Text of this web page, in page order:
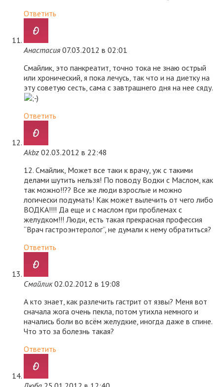
Ответить
Анастасия 07.03.2012 в 02:01
Смайлик, это панкреатит, точно тока не знаю острый
или хронический, я пока лечусь, так что и на диетку на
эту советую сесть, сама с завтрашнего дня на нее сяду.
Ответить
Akbz 02.03.2012 в 22:48
12. Смайлик, Может все таки к врачу, уж с такими
делами шутить нельзя! По поводу Водки с Маслом, как
так можно!!?? Все же люди взрослые и можно
логически подумать! Как может вылечить от чего либо
ВОДКА!!!! Да еще и с маслом при проблемах с
желудком!!! Люди, есть такая прекрасная профессия
“Врач гастроэнтеролог”, не думали к нему обратиться?
Ответить
Смайлик 02.02.2012 в 19:08
А кто знает, как разлечить гастрит от язвы? Меня вот
сначала жога очень пекла, потом утихла немного и
начались боли во всём желудкие, иногда даже в спине.
Что это за болезнь такая?
Ответить